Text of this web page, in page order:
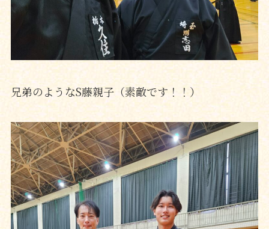
兄弟のようなS藤親子（素敵です！！）